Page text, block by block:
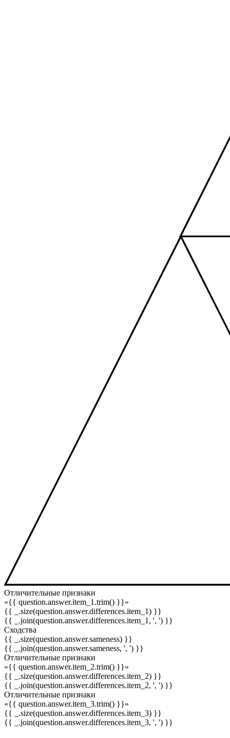
Отличительные признаки
«{{ question.answer.item_1.trim() }}»
{{ _.size(question.answer.differences.item_1) }}
{{ _.join(question.answer.differences.item_1, ', ') }}
Сходства
{{ _.size(question.answer.sameness) }}
{{ _.join(question.answer.sameness, ', ') }}
Отличительные признаки
«{{ question.answer.item_2.trim() }}»
{{ _.size(question.answer.differences.item_2) }}
{{ _.join(question.answer.differences.item_2, ', ') }}
Отличительные признаки
«{{ question.answer.item_3.trim() }}»
{{ _.size(question.answer.differences.item_3) }}
{{ _.join(question.answer.differences.item_3, ', ') }}